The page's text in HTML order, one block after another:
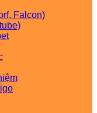
Falcon)